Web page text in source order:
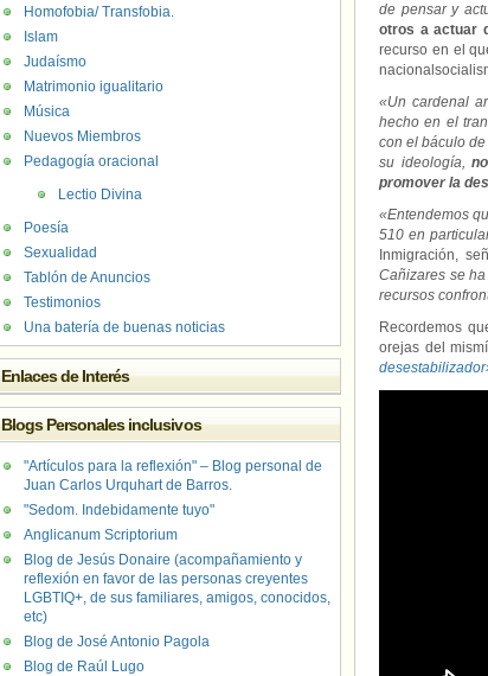
de pensar y
otros a actuar
recurso en el
«Un cardenal
hecho en el
con el báculo
su ideología,
promover la
«Entendemos
510 en
Inmigración,
Cañizares se
recursos
Recordemos
orejas del
Homofobia/ Transfobia.
Islam
Judaísmo
Matrimonio igualitario
Música
Nuevos Miembros
Pedagogía oracional
Lectio Divina
Poesía
Sexualidad
Tablón de Anuncios
Testimonios
Una batería de buenas noticias
Enlaces de Interés
Blogs Personales inclusivos
"Artículos para la reflexión" – Blog personal de
Juan Carlos Urquhart de Barros.
"Sedom. Indebidamente tuyo"
Anglicanum Scriptorium
Blog de Jesús Donaire (acompañamiento y
reflexión en favor de las personas creyentes
LGBTIQ+, de sus familiares, amigos, conocidos,
etc)
Blog de José Antonio Pagola
Blog de Raúl Lugo